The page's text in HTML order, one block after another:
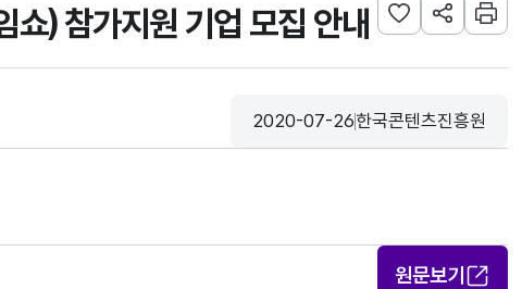
) 참가지원 기업 모집 안내 관심사 등록하기
URL 공유하
인쇄
등록일
2020-07-26
수집기관
한국콘텐츠진흥원
원문보기